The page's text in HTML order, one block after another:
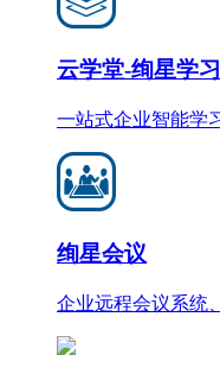
云学堂-绚星学
一站式企业智能学
绚星会议
企业远程会议系统